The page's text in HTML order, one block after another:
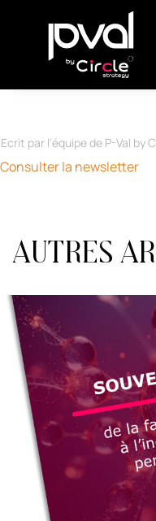
Ecrit par l'équipe de P-Val by
Consulter la newsletter
Autres